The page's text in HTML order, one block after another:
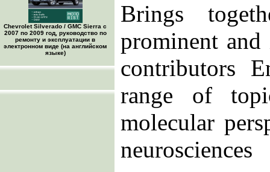
Chevrolet Silverado / GMC Sierra с
2007 по 2009 год, руководство по
ремонту и эксплуатации в
электронном виде (на английском
языке)
Brings
prominent
contributors
range of
molecular
neurosciences